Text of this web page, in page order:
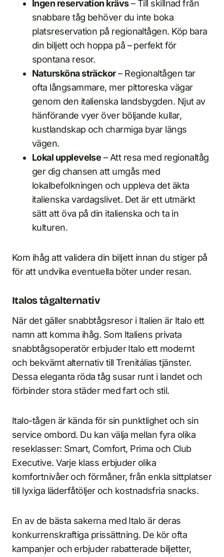
Ingen reservation krävs– Till skillnad från
snabbare tåg behöver du inte boka
platsreservation på regionaltågen. Köp bara
din biljett och hoppa på – perfekt för
spontana resor.
Natursköna sträckor– Regionaltågen tar
ofta långsammare, mer pittoreska vägar
genom den italienska landsbygden. Njut av
hänförande vyer över böljande kullar,
kustlandskap och charmiga byar längs
vägen.
Lokal upplevelse – Att resa med regionaltåg
ger dig chansen att umgås med
lokalbefolkningen och uppleva det äkta
italienska vardagslivet. Det är ett utmärkt
sätt att öva på din italienska och ta in
kulturen.
Kom ihåg att validera din biljett innan du stiger på
för att undvika eventuella böter under resan.
Italos tågalternativ
När det gäller snabbtågsresor i Italien är Italo ett
namn att komma ihåg. Som Italiens privata
snabbtågsoperatör erbjuder Italo ett modernt
och bekvämt alternativ till Trenitálias tjänster.
Dessa eleganta röda tåg susar runt i landet och
förbinder stora städer med fart och stil.
Italo-tågen är kända för sin punktlighet och sin
service ombord. Du kan välja mellan fyra olika
reseklasser: Smart, Comfort, Prima och Club
Executive. Varje klass erbjuder olika
komfortnivåer och förmåner, från enkla sittplatser
till lyxiga läderfåtöljer och kostnadsfria snacks.
En av de bästa sakerna med Italo är deras
konkurrenskraftiga prissättning. De kör ofta
kampanjer och erbjuder rabatterade biljetter,